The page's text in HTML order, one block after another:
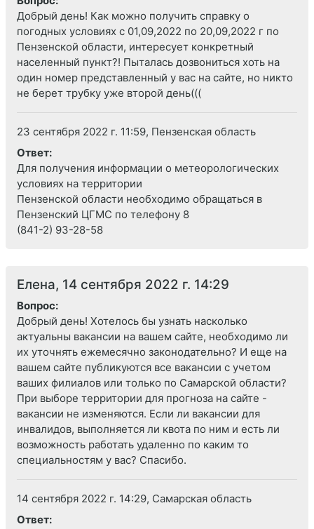
Добрый день! Как можно получить справку о
погодных условиях с 01,09,2022 по 20,09,2022 г по
Пензенской области, интересует конкретный
населенный пункт?! Пыталась дозвониться хоть на
один номер представленный у вас на сайте, но никто
не берет трубку уже второй день(((
23 сентября 2022 г. 11:59, Пензенская область
Ответ:
Для получения информации о метеорологических
условиях на территории
Пензенской области необходимо обращаться в
Пензенский ЦГМС по телефону 8
(841-2) 93-28-58
Елена, 14 сентября 2022 г. 14:29
Вопрос:
Добрый день! Хотелось бы узнать насколько
актуальны вакансии на вашем сайте, необходимо ли
их уточнять ежемесячно законодательно? И еще на
вашем сайте публикуются все вакансии с учетом
ваших филиалов или только по Самарской области?
При выборе территории для прогноза на сайте -
вакансии не изменяются. Если ли вакансии для
инвалидов, выполняется ли квота по ним и есть ли
возможность работать удаленно по каким то
специальностям у вас? Спасибо.
14 сентября 2022 г. 14:29, Самарская область
Ответ: